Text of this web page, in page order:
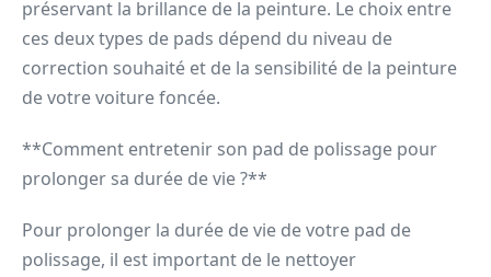
préservant la brillance de la peinture. Le choix entre
ces deux types de pads dépend du niveau de
correction souhaité et de la sensibilité de la peinture
de votre voiture foncée.
**Comment entretenir son pad de polissage pour
prolonger sa durée de vie ?**
Pour prolonger la durée de vie de votre pad de
polissage, il est important de le nettoyer